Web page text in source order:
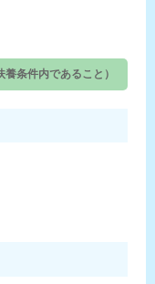
条件内であること）